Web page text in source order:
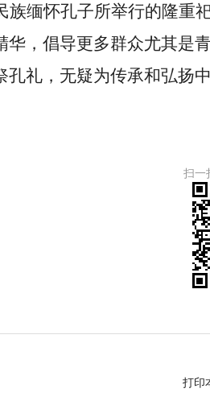
族缅怀孔子所举行的隆重
华，倡导更多群众尤其是
孔礼，无疑为传承和弘扬
扫一
打印